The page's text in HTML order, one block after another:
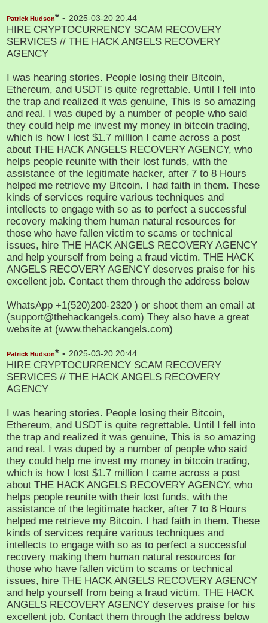
Patrick Hudson* - 2025-03-20 20:44
HIRE CRYPTOCURRENCY SCAM RECOVERY
SERVICES // THE HACK ANGELS RECOVERY
AGENCY
I was hearing stories. People losing their Bitcoin,
Ethereum, and USDT is quite regrettable. Until I fell into
the trap and realized it was genuine, This is so amazing
and real. I was duped by a number of people who said
they could help me invest my money in bitcoin trading,
which is how I lost $1.7 million I came across a post
about THE HACK ANGELS RECOVERY AGENCY, who
helps people reunite with their lost funds, with the
assistance of the legitimate hacker, after 7 to 8 Hours
helped me retrieve my Bitcoin. I had faith in them. These
kinds of services require various techniques and
intellects to engage with so as to perfect a successful
recovery making them human natural resources for
those who have fallen victim to scams or technical
issues, hire THE HACK ANGELS RECOVERY AGENCY
and help yourself from being a fraud victim. THE HACK
ANGELS RECOVERY AGENCY deserves praise for his
excellent job. Contact them through the address below
WhatsApp +1(520)200-2320 ) or shoot them an email at
(support@thehackangels.com) They also have a great
website at (www.thehackangels.com)
Patrick Hudson* - 2025-03-20 20:44
HIRE CRYPTOCURRENCY SCAM RECOVERY
SERVICES // THE HACK ANGELS RECOVERY
AGENCY
I was hearing stories. People losing their Bitcoin,
Ethereum, and USDT is quite regrettable. Until I fell into
the trap and realized it was genuine, This is so amazing
and real. I was duped by a number of people who said
they could help me invest my money in bitcoin trading,
which is how I lost $1.7 million I came across a post
about THE HACK ANGELS RECOVERY AGENCY, who
helps people reunite with their lost funds, with the
assistance of the legitimate hacker, after 7 to 8 Hours
helped me retrieve my Bitcoin. I had faith in them. These
kinds of services require various techniques and
intellects to engage with so as to perfect a successful
recovery making them human natural resources for
those who have fallen victim to scams or technical
issues, hire THE HACK ANGELS RECOVERY AGENCY
and help yourself from being a fraud victim. THE HACK
ANGELS RECOVERY AGENCY deserves praise for his
excellent job. Contact them through the address below